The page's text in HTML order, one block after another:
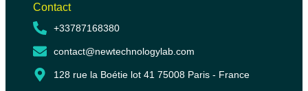
Contact
+33787168380
contact@newtechnologylab.com
128 rue la Boétie lot 41 75008 Paris - France